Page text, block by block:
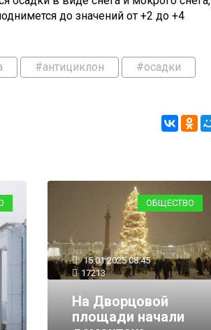
до значений от +2 до +4
#антициклон #осадки
ОБЩЕСТВО
15.01.2025 08:45
17213
На Дворцовой
площади начали